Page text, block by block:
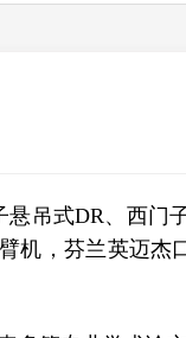
吊式DR、西门
机，芬兰英迈杰